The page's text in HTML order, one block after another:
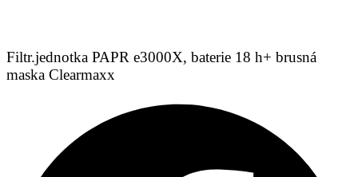
Filtr.jednotka PAPR e3000X, baterie 18 h+ brusná
maska Clearmaxx